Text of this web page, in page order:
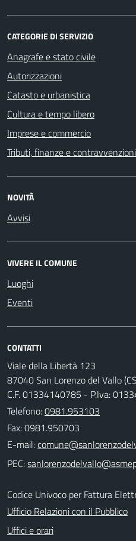
CATEGORIE DI SERVIZIO
Anagrafe e stato civile
Autorizzazioni
Catasto e urbanistica
Cultura e tempo libero
Imprese e commercio
Tributi, finanze e contravvenzioni
NOVITÀ
Avvisi
VIVERE IL COMUNE
Luoghi
Eventi
CONTATTI
Viale della Libertà 123
87040 San Lorenzo del Vallo
C.F. 01334140785 - P.Iva:
Telefono:0981.953103
Fax: 0981.950703
E-mail:
PEC:
Codice Univoco per Fattura
Ufficio Relazioni con il Pubblico
Uffici e orari